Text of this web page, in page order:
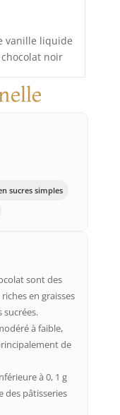
vanille liquide
noir
sucres simples
sont des
en graisses
sucrées.
à faible,
de
à 0, 1 g
des pâtisseries